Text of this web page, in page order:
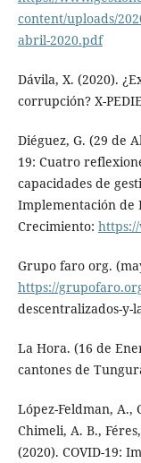
content/uploads/
abril-2020.pdf
Dávila, X. (2020).
corrupción? X-
Diéguez, G. (29 de
19: Cuatro
capacidades de
Implementación de
Crecimiento:
Grupo faro org.
https://
descentralizados-y-
La Hora. (16 de
cantones de
López-Feldman, A.,
Chimeli, A. B.,
(2020). COVID-19: